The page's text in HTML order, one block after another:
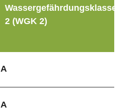
Wassergefährdungsklasse
2 (WGK 2)
A
A